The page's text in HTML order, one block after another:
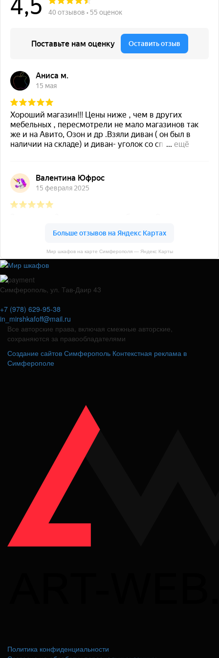
Мир шкафов на карте Симферополя — Яндекс Карты
Симферополь, ул. Тав-Даир 43
+7 (978) 629-95-38
in_mirshkafoff@mail.ru
Все авторские права, включая смежные авторские,
сохраняются за правообладателями
Создание сайтов Симферополь Контекстная реклама в
Симферополе
Политика конфиденциальности